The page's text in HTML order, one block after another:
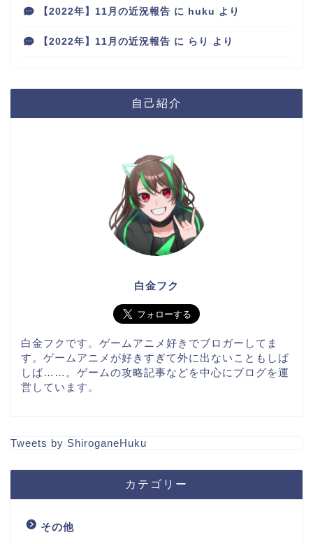
【2022年】11月の近況報告 に huku より
【2022年】11月の近況報告 に らり より
自己紹介
白金フク
白金フクです。ゲームアニメ好きでブロガーしてま
す。ゲームアニメが好きすぎて外に出ないこともしば
しば……。ゲームの攻略記事などを中心にブログを運
営しています。
Tweets by ShiroganeHuku
カテゴリー
その他